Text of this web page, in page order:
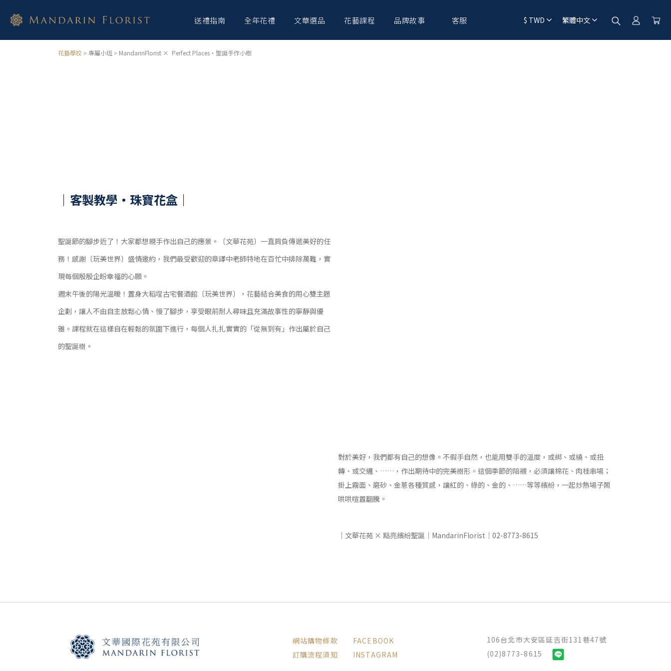
送禮指南 全年花禮 文華選品 花藝課程 品牌故事 客服 $ TWD 繁體中文
花藝學校 > 專屬小班> MandarinFlorist × Perfect Places・聖誕手作小樹
｜客製教學・珠寶花盒｜
聖誕節的腳步近了！大家都想親手作出自己的應景。〔文華花苑〕一直肩負傳遞美好的任
務！感謝〔玩美世界〕盛情邀約，我們最受歡迎的章譯中老師特地在百忙中排除萬難，實
現每個殷殷企盼幸福的心願。
週末午後的陽光溫暖！置身大稻埕古宅餐酒館〔玩美世界〕，花藝結合美食的用心雙主題
企劃，讓人不由自主放鬆心情、慢了腳步，享受眼前耐人尋味且充滿故事性的寧靜與優
雅。課程就在這樣自在輕鬆的氛圍下進行，每個人扎扎實實的「從無到有」作出屬於自己
的聖誕樹。
對於美好，我們都有自己的想像。不假手自然，也能用雙手的溫度，或綁、或繞、或扭
轉、或交纏、……，作出期待中的完美樹形。這個季節的陪襯，必須讓棉花、肉桂串場；
掛上霧面、磨砂、金蔥各種質感，讓紅的、綠的、金的、……等等繽紛，一起炒熱場子鬧
哄哄喧囂翻騰。
｜文華花苑 × 點亮繽紛聖誕｜MandarinFlorist｜02-8773-8615
網站購物條款
訂購流程須知
FACEBOOK
INSTAGRAM
106台北市大安區延吉街131巷47號
(02)8773-8615